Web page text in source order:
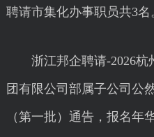
聘请市集化办事职员共3名
浙江邦企聘请-2026杭
团有限公司部属子公司公
（第一批）通告，报名年